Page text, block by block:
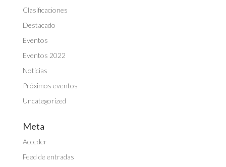
Clasificaciones
Destacado
Eventos
Eventos 2022
Noticias
Próximos eventos
Uncategorized
Meta
Acceder
Feed de entradas